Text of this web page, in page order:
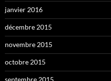
janvier 2016
décembre 2015
novembre 2015
octobre 2015